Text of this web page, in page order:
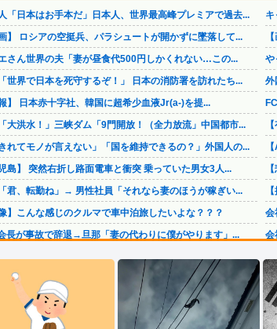
「日本はお手本だ」日本人、世界最高峰プレミアで過去...
画】 ロシアの空挺兵、パラシュートが開かずに墜落して...
さん世界の夫「妻が昼食代500円しかくれない…この...
世界で日本を死守するぞ！」 日本の消防署を訪れたち...
報】 日本赤十字社、韓国に超希少血液Jr(a-)を提...
大洪水！」三峡ダム「9門開放！（全力放流」中国都市...
きれてモノが言えない」「国を維持できるの？」外国人の...
児島】 突然右折し路面電車と衝突 乗っていた男女3人...
君、転勤ね」→ 男性社員「それなら妻のほうが稼ぎい...
像】こんな感じのクルマで車中泊旅したいよな？？？
長が事故で辞退→旦那「妻の代わりに僕がやります」...
・雑談用】8/8公式戦 横浜DeNAベイスターズv...
ット騒然】 元ジャンポケ斉藤の妻、夫の求刑7年翌日に...
生さん、ポイント不正で無銭飲食ｗｗｗ大学が異例の警告...
、引退撤回！FC東京と再契約ｷﾀ━━━━(ﾟ∀ﾟ)━...
や
外
会
会
ジ
【
日
【